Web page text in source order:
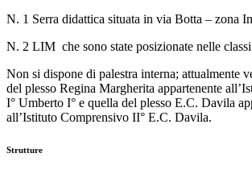
N. 1 Serra didattica situata in via Botta – zona
N. 2 LIM che sono state posizionate nelle
Non si dispone di palestra interna; attualmente
del plesso Regina Margherita appartenente
I° Umberto I° e quella del plesso E.C. Davila
all’Istituto Comprensivo II° E.C. Davila.
Strutture